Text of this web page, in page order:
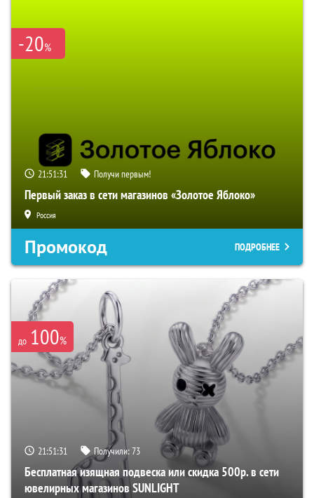
-20%
21:51:30 Получи первым!
Первый заказ в сети магазинов «Золотое Яблоко»
Россия
Промокод ПОДРОБНЕЕ
до 100%
21:51:30 Получили:73
Бесплатная изящная подвеска или скидка 500р. в сети
ювелирных магазинов SUNLIGHT